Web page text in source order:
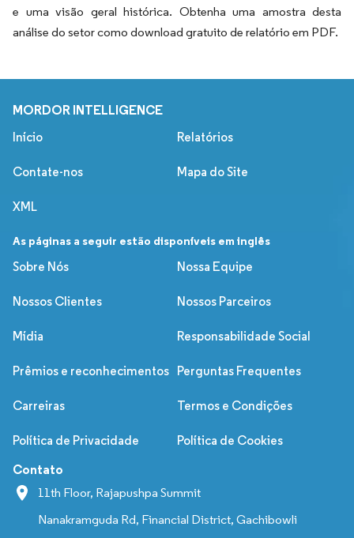
e uma visão geral histórica. Obtenha uma amostra desta
análise do setor como download gratuito de relatório em PDF.
MORDOR INTELLIGENCE
Início Relatórios
Contate-nos Mapa do Site
XML
As páginas a seguir estão disponíveis em inglês
Sobre Nós
Nossa Equipe
Nossos Clientes Nossos Parceiros
Mídia Responsabilidade Social
Prêmios e reconhecimentos Perguntas Frequentes
Carreiras Termos e Condições
Política de Privacidade Política de Cookies
Contato
11th Floor, Rajapushpa Summit
Nanakramguda Rd, Financial District, Gachibowli